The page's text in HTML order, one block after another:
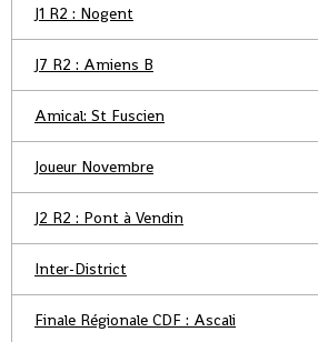
J1 R2 : Nogent
J7 R2 : Amiens B
Amical: St Fuscien
Joueur Novembre
J2 R2 : Pont à Vendin
Inter-District
Finale Régionale CDF : Ascali